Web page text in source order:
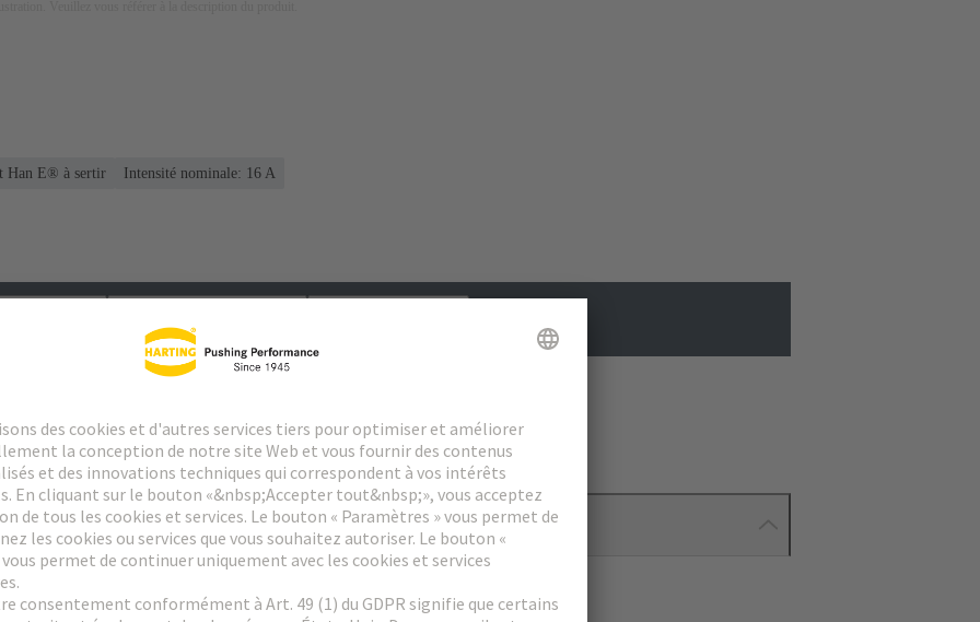
Han E® à sertir
Intensité nominale: ‌16 A
Produits assortis
circuit imprimé